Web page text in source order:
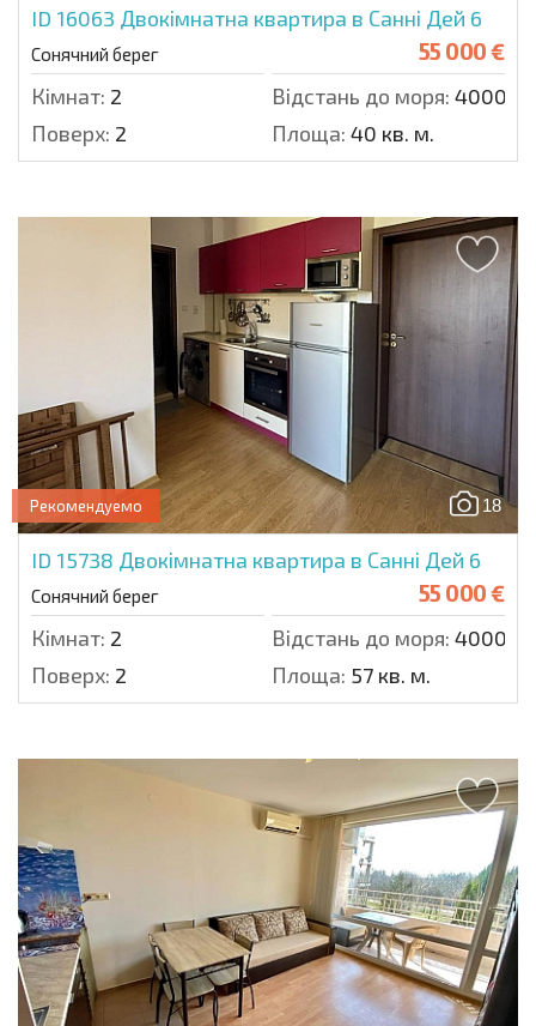
ID 16063 Двокімнатна квартира в Санні Дей 6
Сонячний берег 55 000 €
Кімнат: 2 Відстань до моря: 4000 м.
Поверх: 2 Площа: 40 кв. м.
18
Рекомендуемо
ID 15738 Двокімнатна квартира в Санні Дей 6
Сонячний берег 55 000 €
Кімнат: 2 Відстань до моря: 4000 м.
Поверх: 2 Площа: 57 кв. м.